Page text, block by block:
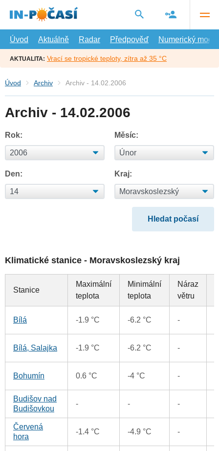
hlavní
Úvod
Aktuálně Radar Předpověď Numerický model
AKTUALITA: Vrací se tropické teploty, zítra až 35 °C
Úvod Archiv Archiv - 14.02.2006
Archiv - 14.02.2006
Rok: Měsíc:
Den: Kraj:
Klimatické stanice - Moravskoslezský kraj
Stanice
Maximální
teplota
Minimální
teplota
Náraz
větru
Bílá -1.9 °C -6.2 °C -
Bílá, Salajka -1.9 °C -6.2 °C -
Bohumín 0.6 °C -4 °C -
Budišov nad
Budišovkou
- - -
Červená
hora
-1.4 °C -4.9 °C -